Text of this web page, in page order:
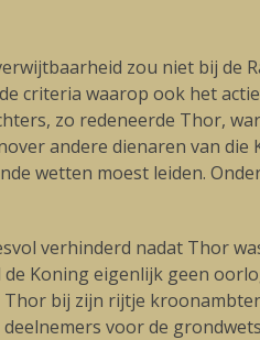
zou niet bij de
criteria waarop ook het
zo redeneerde Thor,
andere dienaren van die
wetten moest leiden.
verhinderd nadat Thor
Koning eigenlijk geen
bij zijn rijtje
voor de